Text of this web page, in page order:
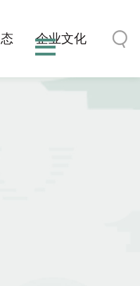
企业文化